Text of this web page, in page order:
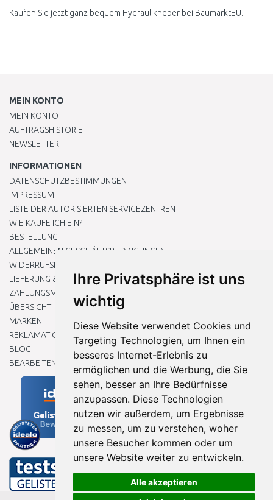
Ihre Privatsphäre ist uns
wichtig
Diese Website verwendet Cookies und
Targeting Technologien, um Ihnen ein
besseres Internet-Erlebnis zu
ermöglichen und die Werbung, die Sie
sehen, besser an Ihre Bedürfnisse
anzupassen. Diese Technologien
nutzen wir außerdem, um Ergebnisse
zu messen, um zu verstehen, woher
unsere Besucher kommen oder um
unsere Website weiter zu entwickeln.
Alle akzeptieren
Kaufen Sie jetzt ganz bequem Hydraulikheber bei BaumarktEU.
MEIN KONTO
MEIN KONTO
AUFTRAGSHISTORIE
NEWSLETTER
INFORMATIONEN
DATENSCHUTZBESTIMMUNGEN
IMPRESSUM
LISTE DER AUTORISIERTEN SERVICEZENTREN
WIE KAUFE ICH EIN?
BESTELLUNG
ALLGEMEINEN GESCHÄFTSBEDINGUNGEN
WIDERRUFSRECHT
LIEFERUNG & ZAHLUNG
ZAHLUNGSMETHODEN
ÜBERSICHT
MARKEN
REKLAMATIONEN UND RETOUREN
BLOG
BEARBEITEN SIE MEINE COOKIE-EINSTELLUNGEN